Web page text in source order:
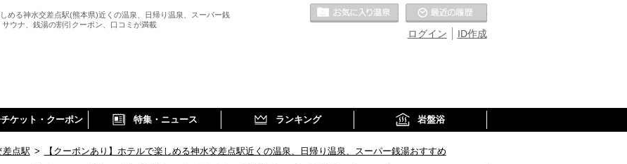
める神水交差点駅(熊本県)近くの温泉、日帰り温泉、スーパー銭
サウナ、銭湯の割引クーポン、口コミが満載
ID作成
ログイン
お気に入りの温泉
ケット・クーポン 特集・ニュース ランキング 岩盤浴
差点駅 > 【クーポンあり】ホテルで楽しめる神水交差点駅近くの温泉、日帰り温泉、スーパー銭湯おすすめ